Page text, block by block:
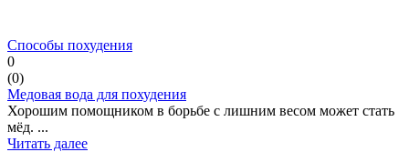
Способы похудения
0
(0)
Медовая вода для похудения
Хорошим помощником в борьбе с лишним весом может стать
мёд. ...
Читать далее